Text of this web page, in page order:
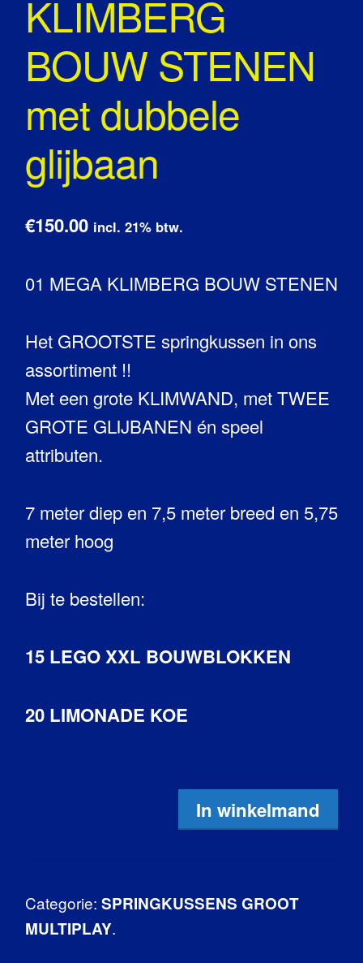
KLIMBERG
BOUW STENEN
met dubbele
glijbaan
€150.00 incl. 21% btw.
01 MEGA KLIMBERG BOUW STENEN
Het GROOTSTE springkussen in ons
assortiment !!
Met een grote KLIMWAND, met TWEE
GROTE GLIJBANEN én speel
attributen.
7 meter diep en 7,5 meter breed en 5,75
meter hoog
Bij te bestellen:
15 LEGO XXL BOUWBLOKKEN
20 LIMONADE KOE
In winkelmand
Categorie: SPRINGKUSSENS GROOT
MULTIPLAY.